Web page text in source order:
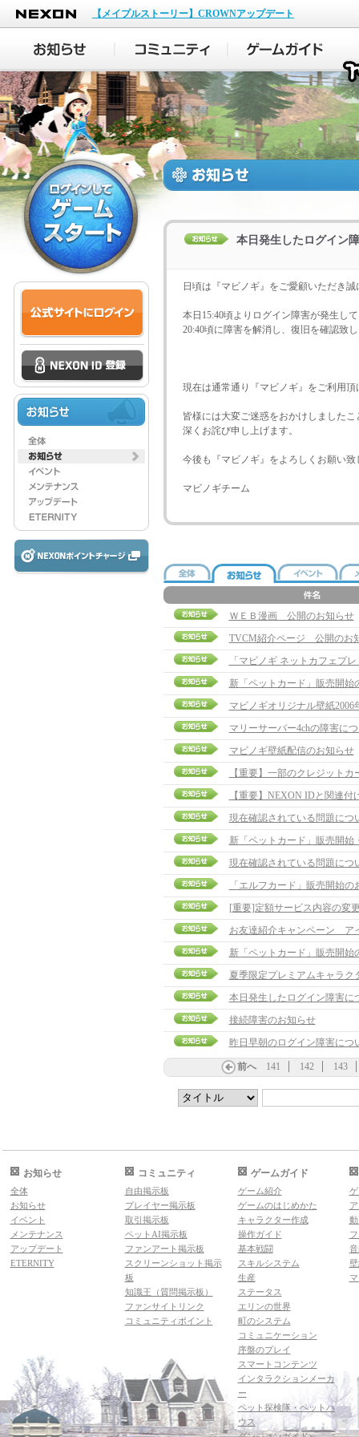
NEXON
【メイプルストーリー】CROWNアップデート
本日発生したログイン
日頃は『マビノギ』をご愛顧いただき
本日15:40頃よりログイン障害が発生し
20:40頃に障害を解消し、復旧を確認致
現在は通常通り『マビノギ』をご利用頂
皆様には大変ご迷惑をおかけしましたこ
深くお詫び申し上げます。
今後も『マビノギ』をよろしくお願い致
マビノギチーム
ＷＥＢ漫画 公開のお知らせ
TVCM紹介ページ 公開のお
「マビノギ ネットカフェプ
新「ペットカード」販売開始
マビノギオリジナル壁紙
マリーサーバー4chの障害に
マビノギ壁紙配信のお知らせ
【重要】一部のクレジット
【重要】NEXON IDと関連
現在確認されている問題につ
新「ペットカード」販売開始
現在確認されている問題につ
「エルフカード」販売開始の
[重要]定額サービス内容の変
お友達紹介キャンペーン ア
新「ペットカード」販売開始
夏季限定プレミアムキャラク
本日発生したログイン障害に
接続障害のお知らせ
昨日早朝のログイン障害につ
前へ 141 142 143
お知らせ
全体
お知らせ
イベント
メンテナンス
アップデート
ETERNITY
コミュニティ
自由掲示板
プレイヤー掲示板
取引掲示板
ペットAI掲示板
ファンアート掲示板
スクリーンショット掲示
板
知識王（質問掲示板）
ファンサイトリンク
コミュニティポイント
ゲームガイド
ゲーム紹介
ゲームのはじめかた
キャラクター作成
操作ガイド
基本戦闘
スキルシステム
生産
ステータス
エリンの世界
町のシステム
コミュニケーション
序盤のプレイ
スマートコンテンツ
インタラクションメーカ
ー
ペット探検隊・ペットハ
ウス